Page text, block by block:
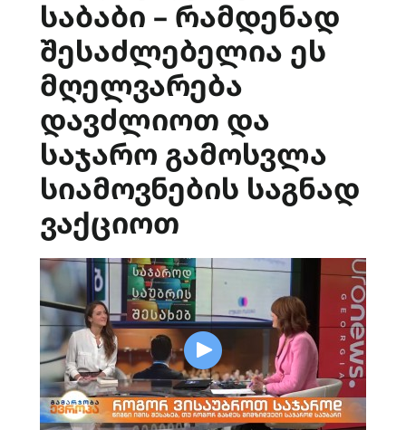
საბაბი – რამდენად
შესაძლებელია ეს
მღელვარება
დავძლიოთ და
საჯარო გამოსვლა
სიამოვნების საგნად
ვაქციოთ